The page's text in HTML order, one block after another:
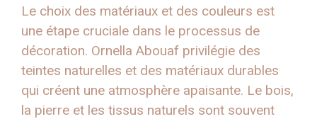
Le choix des matériaux et des couleurs est
une étape cruciale dans le processus de
décoration. Ornella Abouaf privilégie des
teintes naturelles et des matériaux durables
qui créent une atmosphère apaisante. Le bois,
la pierre et les tissus naturels sont souvent